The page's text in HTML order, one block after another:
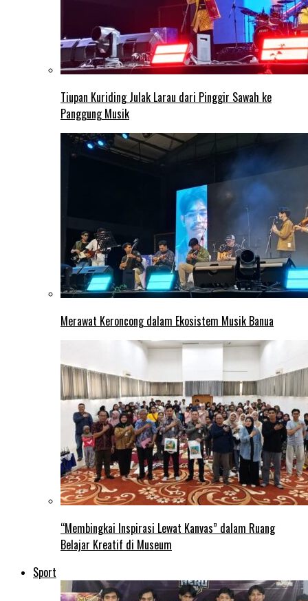
Tiupan Kuriding Julak Larau dari Pinggir Sawah ke
Panggung Musik
Merawat Keroncong dalam Ekosistem Musik Banua
“Membingkai Inspirasi Lewat Kanvas” dalam Ruang
Belajar Kreatif di Museum
Sport